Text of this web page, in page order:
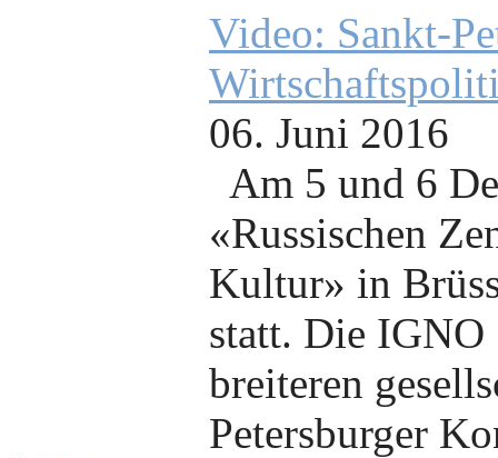
Video: Sankt-
06. Juni 2016
Am 5 und 6
«Russischen
Kultur» in
statt. Die IGNO
breiteren
Petersburger